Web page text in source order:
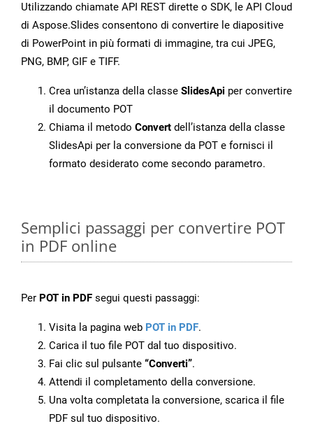
Utilizzando chiamate API REST dirette o SDK, le API Cloud
di Aspose.Slides consentono di convertire le diapositive
di PowerPoint in più formati di immagine, tra cui JPEG,
PNG, BMP, GIF e TIFF.
Crea un’istanza della classe SlidesApi per convertire
il documento POT
Chiama il metodo Convert dell’istanza della classe
SlidesApi per la conversione da POT e fornisci il
formato desiderato come secondo parametro.
Semplici passaggi per convertire POT
in PDF online
Per POT in PDF segui questi passaggi:
Visita la pagina web POT in PDF.
Carica il tuo file POT dal tuo dispositivo.
Fai clic sul pulsante “Converti”.
Attendi il completamento della conversione.
Una volta completata la conversione, scarica il file
PDF sul tuo dispositivo.